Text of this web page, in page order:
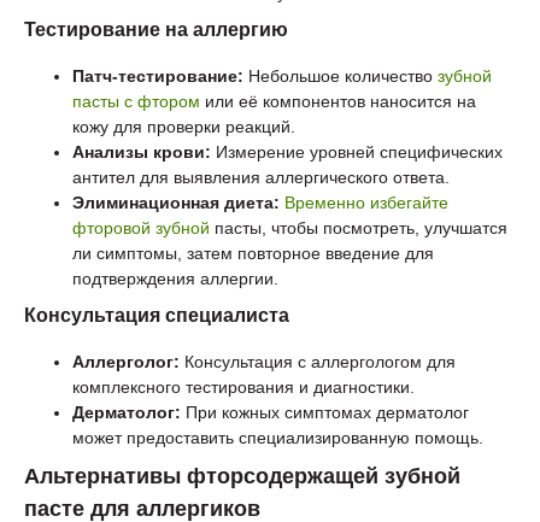
Тестирование на аллергию
Патч-тестирование: Небольшое количество зубной
пасты с фтором или её компонентов наносится на
кожу для проверки реакций.
Анализы крови: Измерение уровней специфических
антител для выявления аллергического ответа.
Элиминационная диета: Временно избегайте
фторовой зубной пасты, чтобы посмотреть, улучшатся
ли симптомы, затем повторное введение для
подтверждения аллергии.
Консультация специалиста
Аллерголог: Консультация с аллергологом для
комплексного тестирования и диагностики.
Дерматолог: При кожных симптомах дерматолог
может предоставить специализированную помощь.
Альтернативы фторсодержащей зубной
пасте для аллергиков